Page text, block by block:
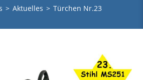
> Aktuelles > Türchen Nr.23